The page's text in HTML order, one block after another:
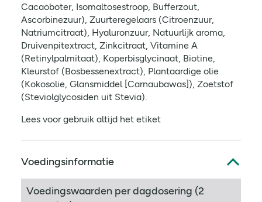
Cacaoboter, Isomaltosestroop, Bufferzout,
Ascorbinezuur), Zuurteregelaars (Citroenzuur,
Natriumcitraat), Hyaluronzuur, Natuurlijk aroma,
Druivenpitextract, Zinkcitraat, Vitamine A
(Retinylpalmitaat), Koperbisglycinaat, Biotine,
Kleurstof (Bosbessenextract), Plantaardige olie
(Kokosolie, Glansmiddel [Carnaubawas]), Zoetstof
(Steviolglycosiden uit Stevia).
Lees voor gebruik altijd het etiket
Voedingsinformatie
Voedingswaarden per dagdosering (2